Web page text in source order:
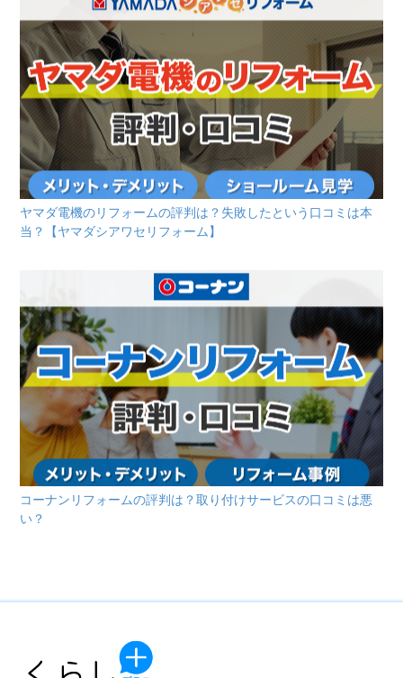
ヤマダ電機のリフォームの評判は？失敗したという口コミは本
当？【ヤマダシアワセリフォーム】
コーナンリフォームの評判は？取り付けサービスの口コミは悪
い？